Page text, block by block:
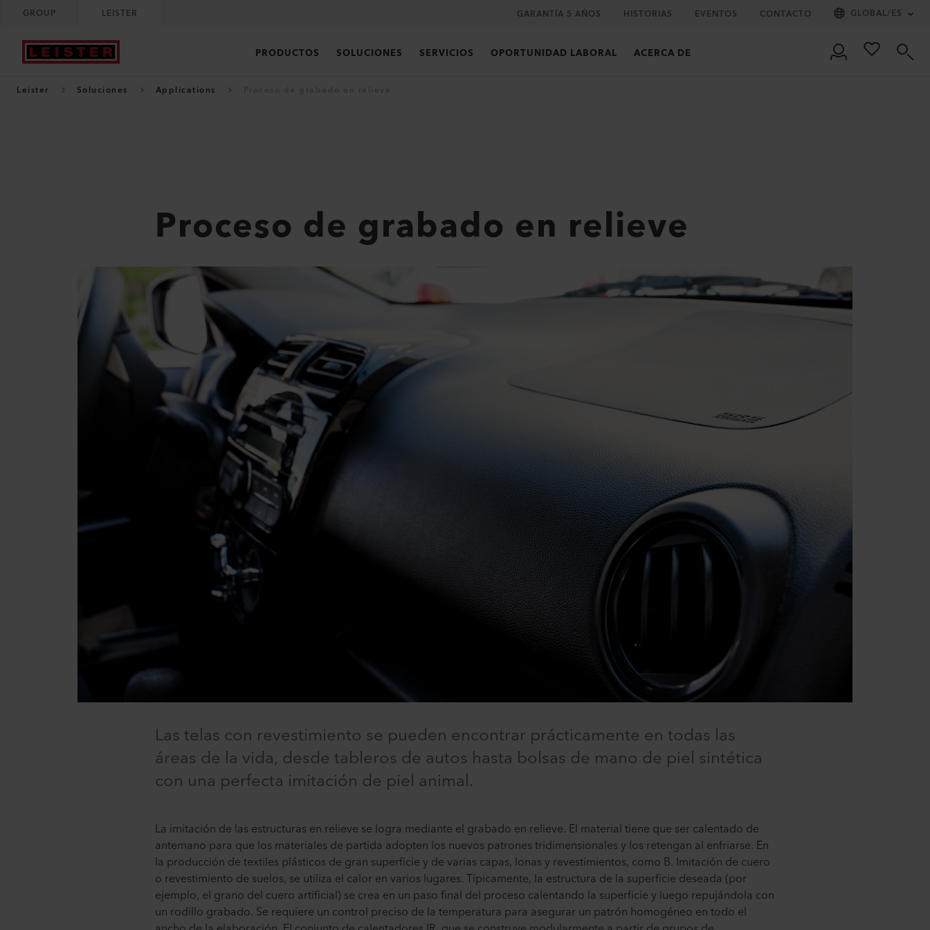
GROUP LEISTER GARANTÍA 5 AÑOS HISTORIAS EVENTOS CONTACTO GLOBAL/ES
PRODUCTOS SOLUCIONES SERVICIOS OPORTUNIDAD LABORAL ACERCA DE
Leister Soluciones Applications
Proceso de grabado en relieve
Las telas con revestimiento se pueden encontrar prácticamente en todas las
áreas de la vida, desde tableros de autos hasta bolsas de mano de piel sintética
con una perfecta imitación de piel animal.
La imitación de las estructuras en relieve se logra mediante el grabado en relieve. El material tiene que ser calentado de
antemano para que los materiales de partida adopten los nuevos patrones tridimensionales y los retengan al enfriarse. En
la producción de textiles plásticos de gran superficie y de varias capas, lonas y revestimientos, como B. Imitación de cuero
o revestimiento de suelos, se utiliza el calor en varios lugares. Típicamente, la estructura de la superficie deseada (por
ejemplo, el grano del cuero artificial) se crea en un paso final del proceso calentando la superficie y luego repujándola con
un rodillo grabado. Se requiere un control preciso de la temperatura para asegurar un patrón homogéneo en todo el